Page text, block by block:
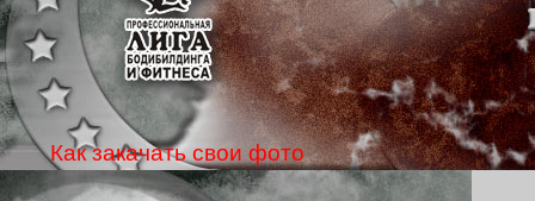
Как закачать свои фото